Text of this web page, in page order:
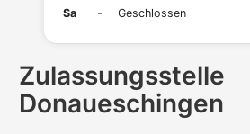
Sa
- Geschlossen
Zulassungs­stelle
Donaueschingen